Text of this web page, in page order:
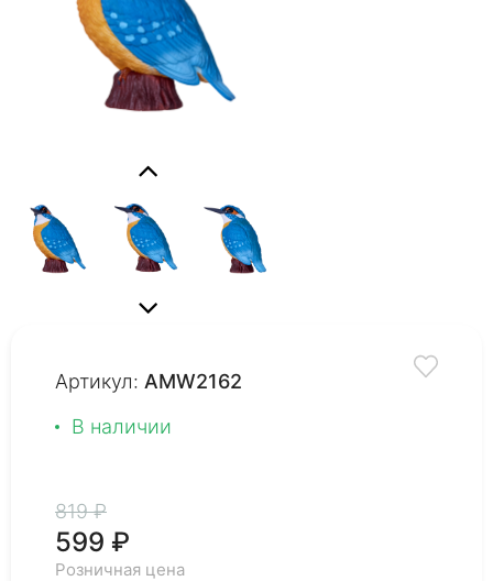
Артикул: AMW2162
В наличии
819 ₽
599 ₽
Розничная цена